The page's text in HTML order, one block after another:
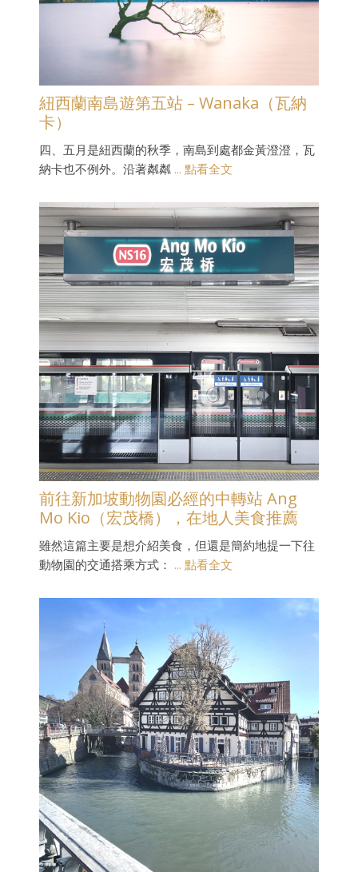
紐西蘭南島遊第五站 – Wanaka（瓦納
卡）
四、五月是紐西蘭的秋季，南島到處都金黃澄澄，瓦
納卡也不例外。沿著粼粼 ... 點看全文
前往新加坡動物園必經的中轉站 Ang
Mo Kio（宏茂橋），在地人美食推薦
雖然這篇主要是想介紹美食，但還是簡約地提一下往
動物園的交通搭乘方式： ... 點看全文